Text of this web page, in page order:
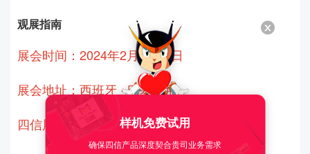
观展指南
展会时间： 2024年2月26-29日
展会地址：西班牙 · 巴塞罗那
四信展台： 1A22 样机免费试用
确保四信产品深度契合贵司业务需求